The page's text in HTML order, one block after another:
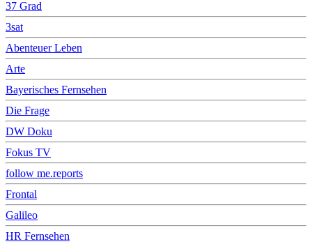
37 Grad
3sat
Abenteuer Leben
Arte
Bayerisches Fernsehen
Die Frage
DW Doku
Fokus TV
follow me.reports
Frontal
Galileo
HR Fernsehen